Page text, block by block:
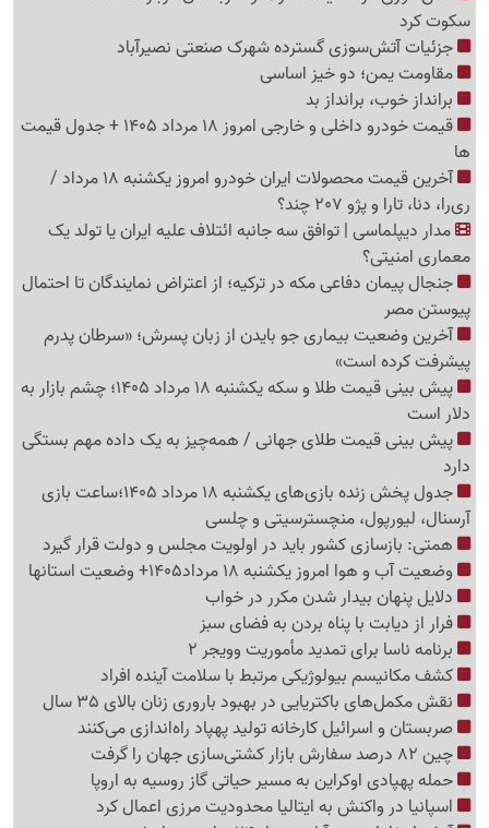
سکوت کرد
جزئیات آتش‌سوزی گسترده شهرک صنعتی نصیرآباد
مقاومت یمن؛ دو خیز اساسی
برانداز خوب، برانداز بد
قیمت خودرو داخلی و خارجی امروز 18 مرداد 1405 + جدول قیمت
ها
آخرین قیمت محصولات ایران خودرو امروز یکشنبه 18 مرداد /
ری‌را، دنا، تارا و پژو 207 چند؟
مدار دیپلماسی | توافق سه جانبه ائتلاف علیه ایران یا تولد یک
معماری امنیتی؟
جنجال پیمان دفاعی مکه در ترکیه؛ از اعتراض نمایندگان تا احتمال
پیوستن مصر
آخرین وضعیت بیماری جو بایدن از زبان پسرش؛ «سرطان پدرم
پیشرفت کرده است»
پیش بینی قیمت طلا و سکه یکشنبه 18 مرداد 1405؛ چشم بازار به
دلار است
پیش بینی قیمت طلای جهانی / همه‌چیز به یک داده مهم بستگی
دارد
جدول پخش زنده بازی‌های یکشنبه 18 مرداد 1405؛ساعت بازی
آرسنال، لیورپول، منچسترسیتی و چلسی
همتی: بازسازی کشور باید در اولویت مجلس و دولت قرار گیرد
وضعیت آب و هوا امروز یکشنبه 18 مرداد1405+ وضعیت استانها
دلایل پنهان بیدار شدن مکرر در خواب
فرار از دیابت با پناه بردن به فضای سبز
برنامه ناسا برای تمدید مأموریت وویجر 2
کشف مکانیسم بیولوژیکی مرتبط با سلامت آینده افراد
نقش مکمل‌های باکتریایی در بهبود باروری زنان بالای 35 سال
صربستان و اسرائیل کارخانه تولید پهپاد راه‌اندازی می‌کنند
چین 82 درصد سفارش بازار کشتی‌سازی جهان را گرفت
حمله پهپادی اوکراین به مسیر حیاتی گاز روسیه به اروپا
اسپانیا در واکنش به ایتالیا محدودیت مرزی اعمال کرد